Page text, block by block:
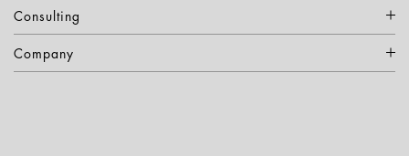
Consulting
Company